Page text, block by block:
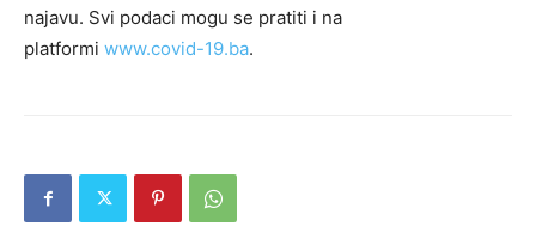
najavu. Svi podaci mogu se pratiti i na
platformi www.covid-19.ba.